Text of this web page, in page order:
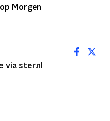
Morgen
via ster.nl